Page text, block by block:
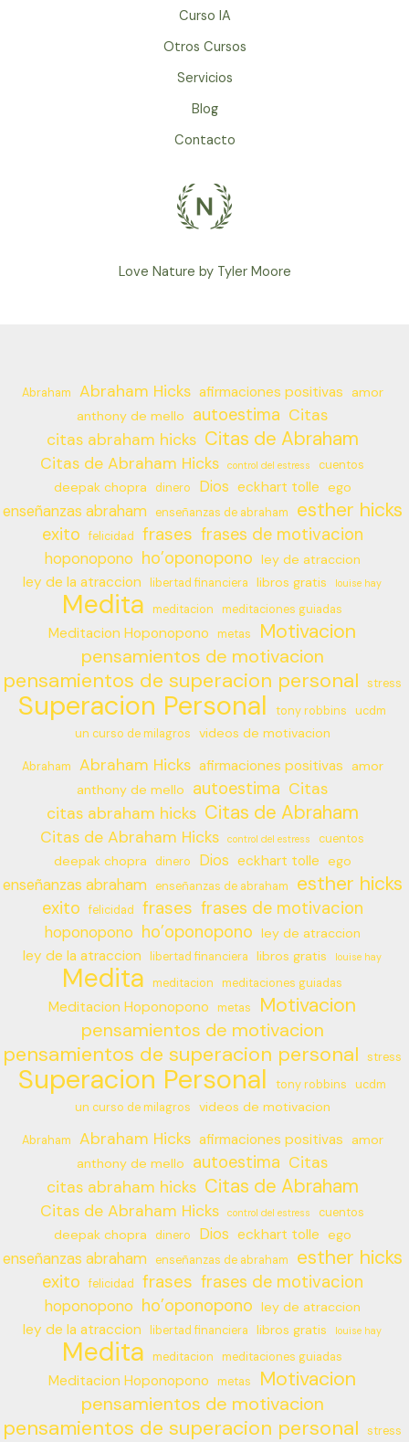
Curso IA
Otros Cursos
Servicios
Blog
Contacto
Love Nature by Tyler Moore
Abraham Abraham Hicks afirmaciones positivas
amor
anthony de mello
autoestima Citas
citas abraham hicks Citas de Abraham
Citas de Abraham Hicks control del estress cuentos
deepak chopra dinero Dios eckhart tolle ego
enseñanzas abraham enseñanzas de abraham esther hicks
exito felicidad frases frases de motivacion
hoponopono ho’oponopono ley de atraccion
ley de la atraccion libertad financiera libros gratis louise hay
Medita meditacion meditaciones guiadas
Meditacion Hoponopono metas Motivacion
pensamientos de motivacion
pensamientos de superacion personal stress
Superacion Personal tony robbins
ucdm
un curso de milagros
videos de motivacion
Abraham Abraham Hicks afirmaciones positivas
amor
anthony de mello
autoestima Citas
citas abraham hicks Citas de Abraham
Citas de Abraham Hicks control del estress cuentos
deepak chopra dinero Dios eckhart tolle ego
enseñanzas abraham enseñanzas de abraham esther hicks
exito felicidad frases frases de motivacion
hoponopono ho’oponopono ley de atraccion
ley de la atraccion libertad financiera libros gratis louise hay
Medita meditacion meditaciones guiadas
Meditacion Hoponopono metas Motivacion
pensamientos de motivacion
pensamientos de superacion personal stress
Superacion Personal tony robbins
ucdm
un curso de milagros
videos de motivacion
Abraham Abraham Hicks afirmaciones positivas
amor
anthony de mello
autoestima Citas
citas abraham hicks Citas de Abraham
Citas de Abraham Hicks control del estress cuentos
deepak chopra dinero Dios eckhart tolle ego
enseñanzas abraham enseñanzas de abraham esther hicks
exito felicidad frases frases de motivacion
hoponopono ho’oponopono ley de atraccion
ley de la atraccion libertad financiera libros gratis louise hay
Medita meditacion meditaciones guiadas
Meditacion Hoponopono metas Motivacion
pensamientos de motivacion
pensamientos de superacion personal stress